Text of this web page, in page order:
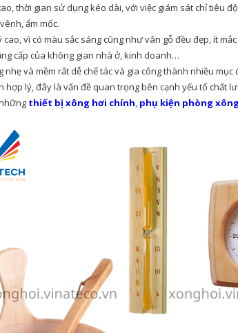
thời gian sử dụng kéo dài, với việc giám sát chỉ tiêu
ẩm mốc.
cao, vì có màu sắc sáng cũng như vân gỗ đều đẹp, ít
cấp của không gian nhà ở, kinh doanh…
nhẹ và mềm rất dễ chế tác và gia công thành nhiều
hợp lý, đây là vấn đề quan trọng bên cạnh yếu tố chất
thiết bị xông hơi chính, phụ kiện phòng xông